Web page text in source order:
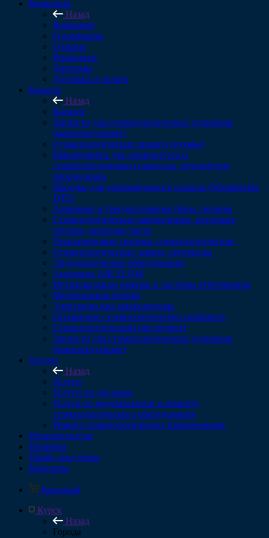
Компания
Назад
Компания
О компании
Отзывы
Реквизиты
Дипломы
Доставка и оплата
Каталог
Назад
Каталог
Запчасти для стоматологических установок
(комплектующие)
Стоматологические шланги (рукава)
Наконечники для слюноотсоса и
стоматологического пылесоса, мундштуки,
переходники
Насадки для ультразвукового скалера (Woodpecker
DTE)
Алмазные и твердосплавные боры, полиры
Стоматологические наконечники, роторные
группы, запасные части
Ультразвуковые скалеры стоматологические
Стоматологические лампы, световоды
Эндодонтическое оборудование
Аппараты AIR FLOW
Интраоральные камеры и системы отбеливания
Медицинская оптика
Электрические микромоторы
Оснащение стоматологического кабинета
Стоматологический инструмент
Запчасти для стоматологических установок
(комплектующие)
Услуги
Назад
Услуги
Услуги по доставке
Услуга по модернизации и ремонту
стоматологического оборудования
Ремонт стоматологических наконечников
Производители
Новинки
Прайс-лист боры
Контакты
Корзина0
Курск
Назад
Города